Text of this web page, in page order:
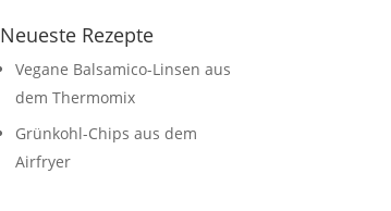
Neueste Rezepte
Vegane Balsamico-Linsen aus
dem Thermomix
Grünkohl-Chips aus dem
Airfryer